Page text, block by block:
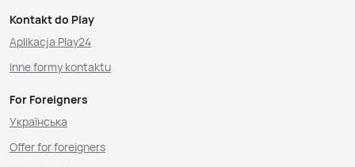
Kontakt do Play
Aplikacja Play24
Inne formy kontaktu
For Foreigners
Українська
Offer for foreigners